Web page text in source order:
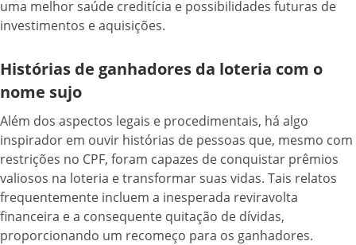
uma melhor saúde creditícia e possibilidades futuras de
investimentos e aquisições.
Histórias de ganhadores da loteria com o
nome sujo
Além dos aspectos legais e procedimentais, há algo
inspirador em ouvir histórias de pessoas que, mesmo com
restrições no CPF, foram capazes de conquistar prêmios
valiosos na loteria e transformar suas vidas. Tais relatos
frequentemente incluem a inesperada reviravolta
financeira e a consequente quitação de dívidas,
proporcionando um recomeço para os ganhadores.